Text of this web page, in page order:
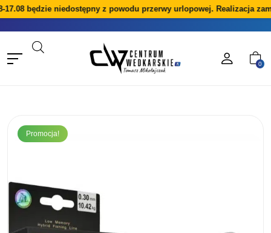
będzie niedostępny z powodu przerwy urlopowej. Realizacja
0
Promocja!